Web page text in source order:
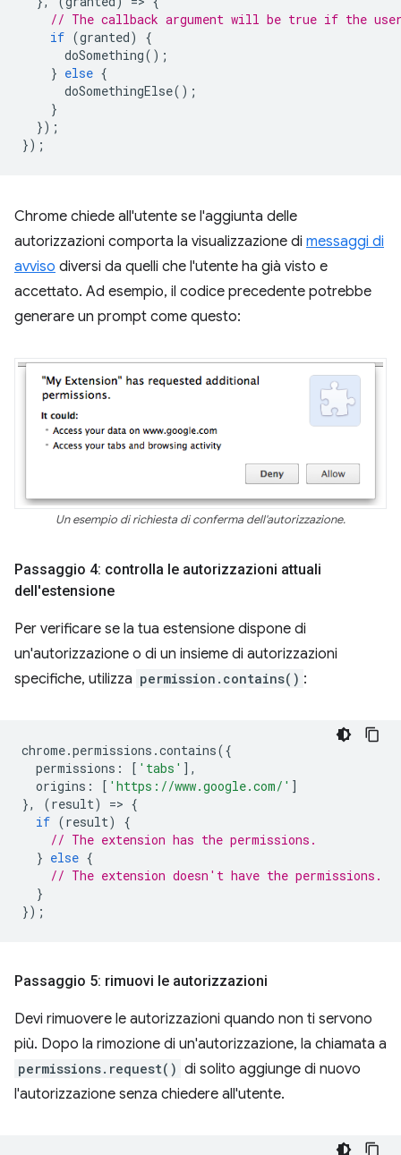
// The callback argument will be true if the
if (granted)
{
doSomething();
} else {
doSomethingElse();
}
});
});
Chrome chiede all'utente se l'aggiunta delle
autorizzazioni comporta la visualizzazione di messaggi di
avviso diversi da quelli che l'utente ha già visto e
accettato. Ad esempio, il codice precedente potrebbe
generare un prompt come questo:
Un esempio di richiesta di conferma dell'autorizzazione.
Passaggio 4: controlla le autorizzazioni attuali
dell'estensione
Per verificare se la tua estensione dispone di
un'autorizzazione o di un insieme di autorizzazioni
specifiche, utilizza permission.contains() :
chrome.permissions .contains({
permissions : [ 'tabs' ],
origins : [ 'https://www.google.com/' ]
},
(result) => {
if (result)
{
// The extension has the permissions.
} else {
// The extension doesn't have the permissions.
}
});
Passaggio 5: rimuovi le autorizzazioni
Devi rimuovere le autorizzazioni quando non ti servono
più. Dopo la rimozione di un'autorizzazione, la chiamata a
permissions.request() di solito aggiunge di nuovo
l'autorizzazione senza chiedere all'utente.